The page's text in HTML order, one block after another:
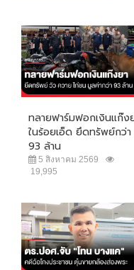
ทลายฟาร์มฟอกเงินแก๊ง
ในร้อยเอ็ด ยึดทรัพย์กว่า
93 ล้าน
5 สิงหาคม 2569
19,995